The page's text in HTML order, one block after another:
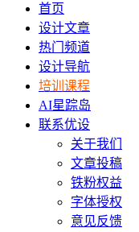
首页
设计文章
热门频道
设计导航
培训课程
AI星踪岛
联系优设
关于我们
文章投稿
铁粉权益
字体授权
意见反馈